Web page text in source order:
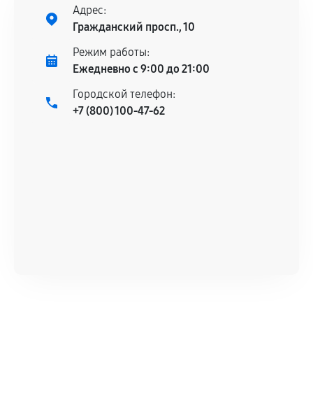
остается на стороне производителя или
продавца. За качество сторонних деталей
сервисный центр ответственности не несет.
Адрес:
Гражданский просп., 10
Режим работы:
Ежедневно с 9:00 до 21:00
Городской телефон:
+7 (800) 100-47-62